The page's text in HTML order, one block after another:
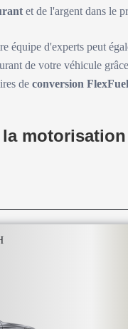
et de l'argent dans le
équipe d'experts peut
de votre véhicule
de conversion